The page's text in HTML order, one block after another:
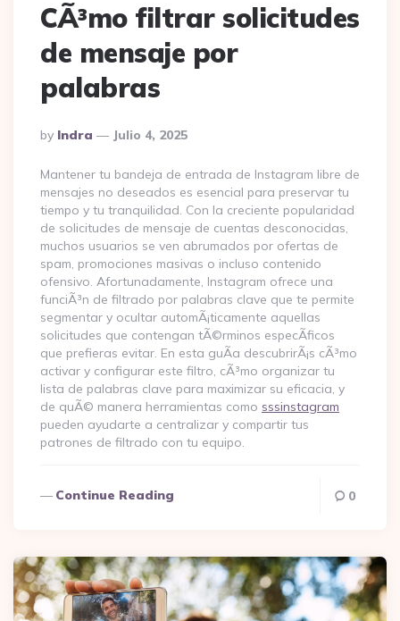
CÃ³mo filtrar solicitudes
de mensaje por
palabras
Posted
By
By Indra Julio 4, 2025
Mantener tu bandeja de entrada de Instagram libre de
mensajes no deseados es esencial para preservar tu
tiempo y tu tranquilidad. Con la creciente popularidad
de solicitudes de mensaje de cuentas desconocidas,
muchos usuarios se ven abrumados por ofertas de
spam, promociones masivas o incluso contenido
ofensivo. Afortunadamente, Instagram ofrece una
funciÃ³n de filtrado por palabras clave que te permite
segmentar y ocultar automÃ¡ticamente aquellas
solicitudes que contengan tÃ©rminos especÃ­ficos
que prefieras evitar. En esta guÃ­a descubrirÃ¡s cÃ³mo
activar y configurar este filtro, cÃ³mo organizar tu
lista de palabras clave para maximizar su eficacia, y
de quÃ© manera herramientas como sssinstagram
pueden ayudarte a centralizar y compartir tus
patrones de filtrado con tu equipo.
Continue Reading 0